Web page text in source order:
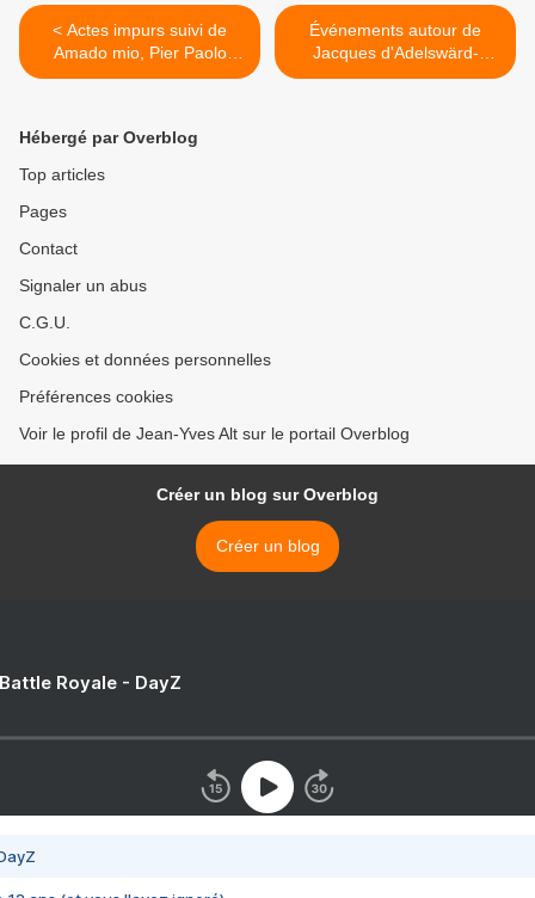
< Actes impurs suivi de
Amado mio, Pier Paolo
Pasolini
Événements autour de
Jacques d'Adelswärd-
Fersen, le créateur de la
Hébergé par Overblog
Top articles
Pages
Contact
Signaler un abus
C.G.U.
Cookies et données personnelles
Préférences cookies
Voir le profil de Jean-Yves Alt sur le portail Overblog
Créer un blog sur Overblog
Créer un blog
Royale - DayZ